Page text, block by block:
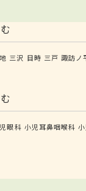
三沢 目時 三戸 諏訪ノ
眼科 小児耳鼻咽喉科